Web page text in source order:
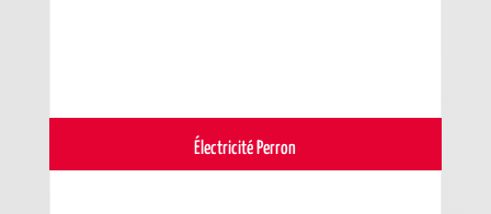
Électricité Perron